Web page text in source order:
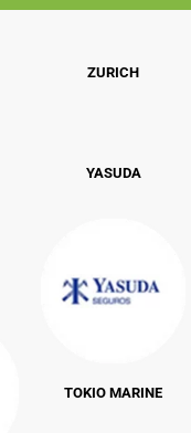
ZURICH
YASUDA
TOKIO MARINE